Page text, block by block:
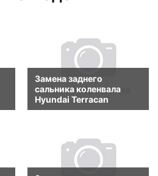
Замена заднего
сальника коленвала
Hyundai Terracan